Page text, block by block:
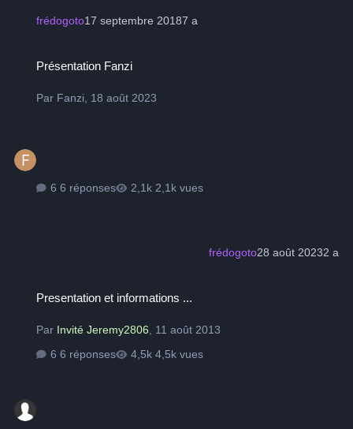
frédogoto17 septembre 20187 a
Présentation Fanzi
Par Fanzi 18 août 2023
6 réponses 2,1k vues
frédogoto28 août 20232 a
Presentation et informations ...
Par Invité Jeremy2806
11 août 2013
6 réponses
4,5k vues